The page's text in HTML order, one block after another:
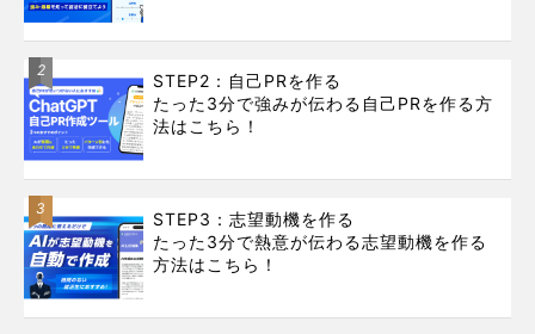
2
STEP2：自己PRを作る
たった3分で強みが伝わる自己PRを作る方
法はこちら！
3
STEP3：志望動機を作る
たった3分で熱意が伝わる志望動機を作る
方法はこちら！